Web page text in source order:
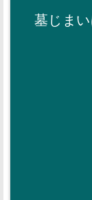
墓じま